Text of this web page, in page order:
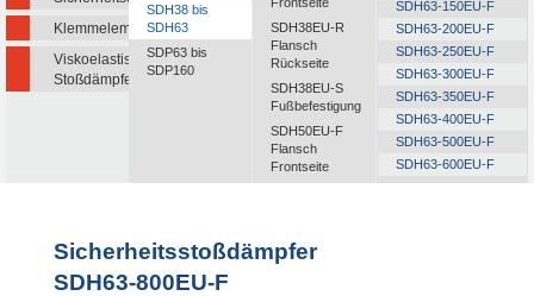
Klemmelemente
Viskoelastische
Stoßdämpfer
SDH38 bis
SDH63
SDP63 bis
SDP160
SDH38EU-R
Flansch
Rückseite
SDH38EU-S
Fußbefestigung
SDH50EU-F
Flansch
Frontseite
SDH50EU-S
SDH63-150EU-F
SDH63-200EU-F
SDH63-250EU-F
SDH63-300EU-F
SDH63-350EU-F
SDH63-400EU-F
SDH63-500EU-F
SDH63-600EU-F
SDH63-700EU-F
Sicherheitsstoßdämpfer
SDH63-800EU-F